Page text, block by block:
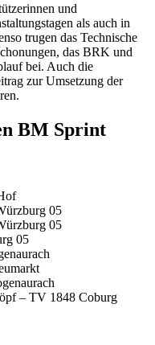
und
als auch in
trugen das Technische
das BRK und
bei. Auch die
zur Umsetzung der
BM Sprint
05
05
05
– TV 1848 Coburg